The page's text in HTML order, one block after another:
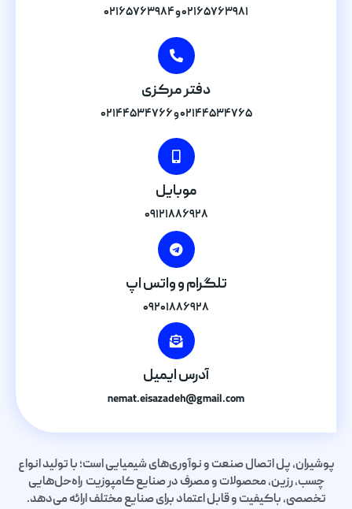
۰۲۱۶۵۷۶۳۹۸۱ و ۰۲۱۶۵۷۶۳۹۸۴
دفتر مرکزی
۰۲۱۴۴۵۳۴۷۶۵ و ۰۲۱۴۴۵۳۴۷۶۶
موبایل
۰۹۱۲۱۸۸۶۹۲۸
تلگرام و واتس اپ
۰۹۲۰۱۸۸۶۹۲۸
آدرس ایمیل
nemat.eisazadeh@gmail.com
پوشیران، پل اتصال صنعت و نوآوری‌های شیمیایی است؛ با تولید انواع
چسب، رزین، محصولات و مصرف در صنایع کامپوزیت راه‌حل‌هایی
تخصصی، باکیفیت و قابل اعتماد برای صنایع مختلف ارائه می‌دهد.